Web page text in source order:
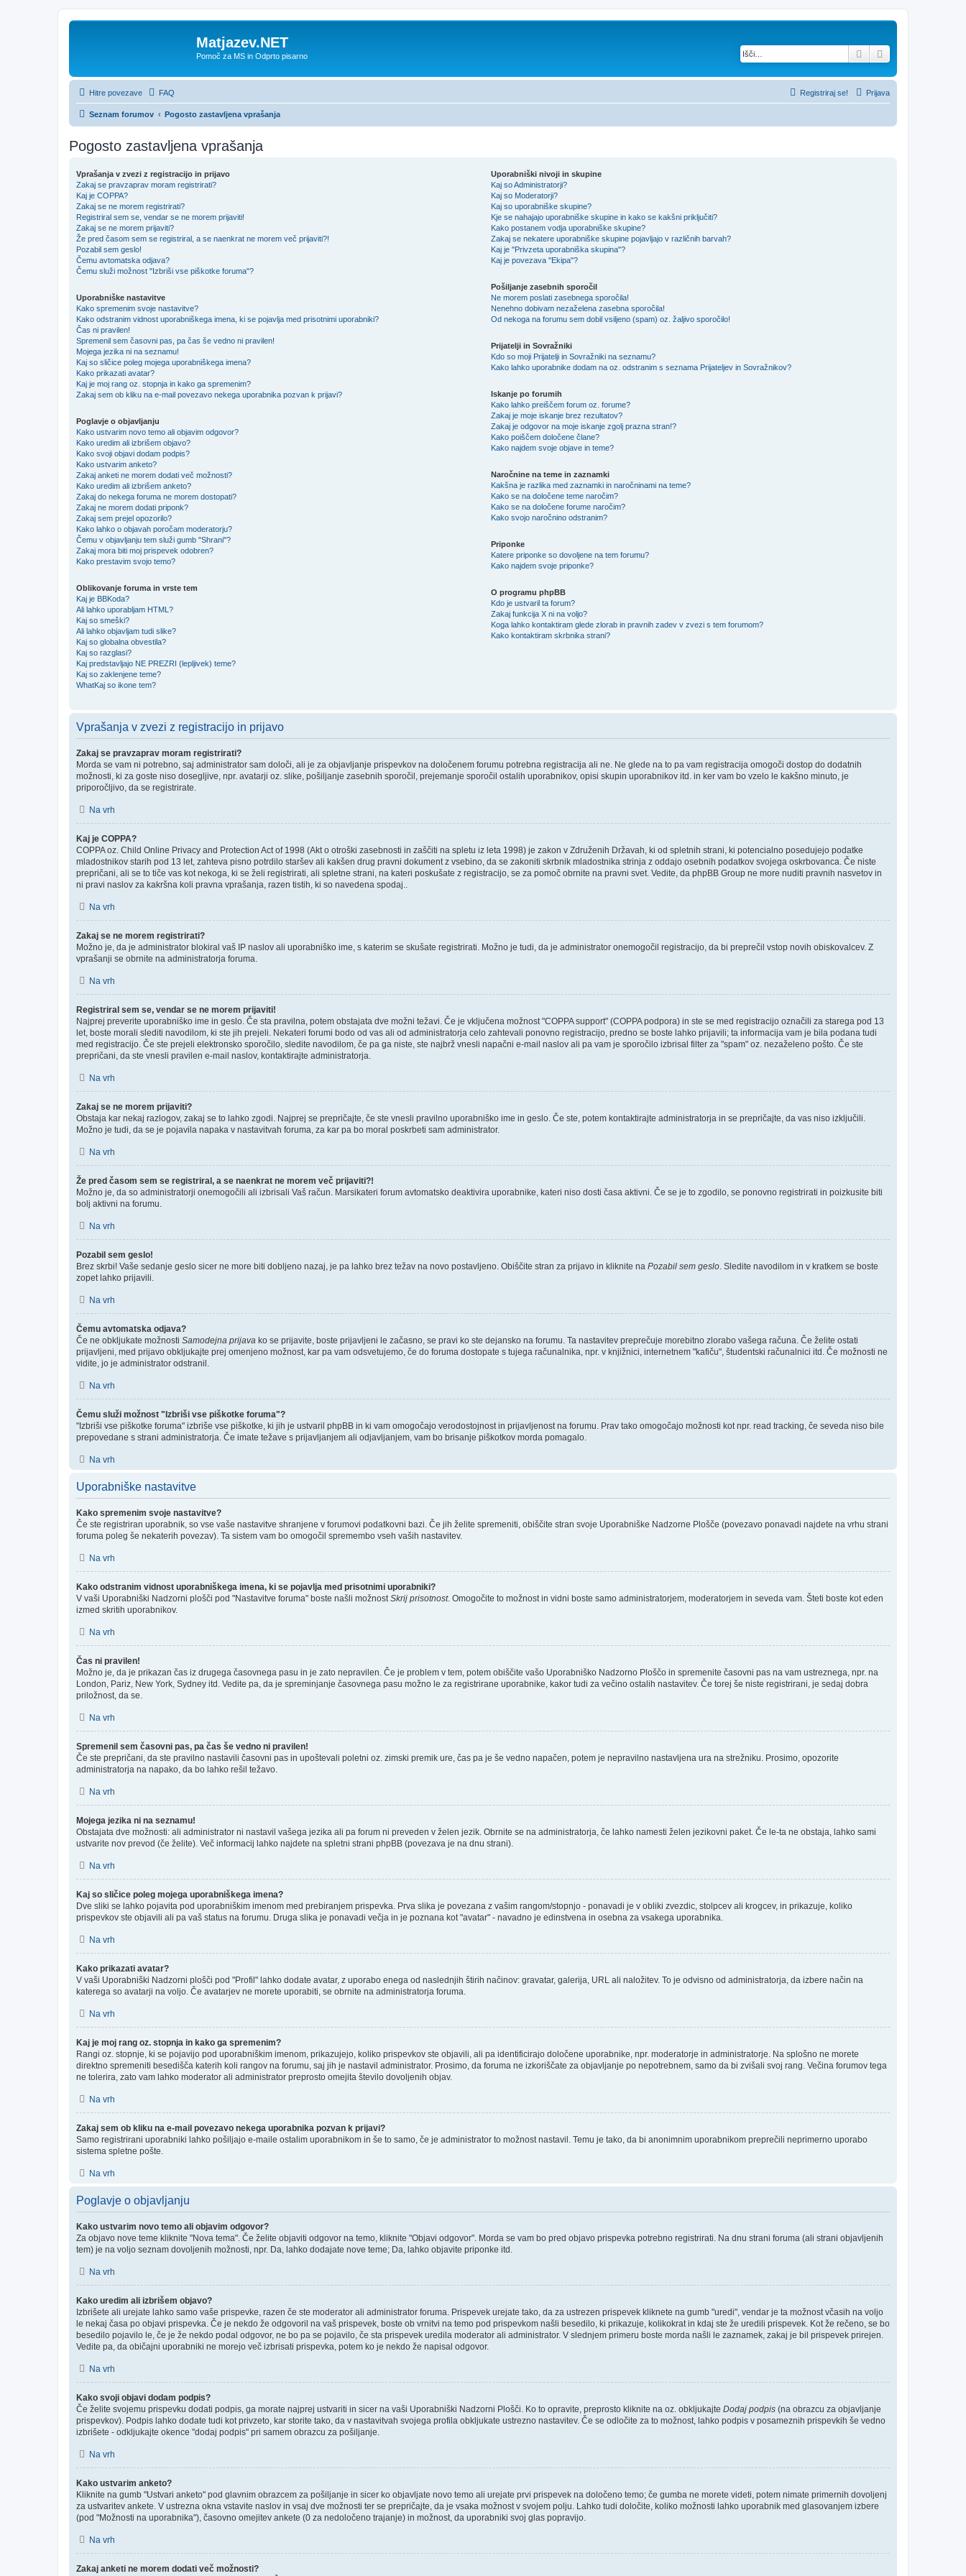
Matjazev.NET
Pomoč za MS in Odprto pisarno Iskanje
Hitre povezave FAQ Prijava
Registriraj se!
Seznam forumov Pogosto zastavljena vprašanja
Pogosto zastavljena vprašanja
Vprašanja v zvezi z registracijo in prijavo
Zakaj se pravzaprav moram registrirati?
Kaj je COPPA?
Zakaj se ne morem registrirati?
Registriral sem se, vendar se ne morem prijaviti!
Zakaj se ne morem prijaviti?
Že pred časom sem se registriral, a se naenkrat ne morem več prijaviti?!
Pozabil sem geslo!
Čemu avtomatska odjava?
Čemu služi možnost "Izbriši vse piškotke foruma"?
Uporabniške nastavitve
Kako spremenim svoje nastavitve?
Kako odstranim vidnost uporabniškega imena, ki se pojavlja med prisotnimi uporabniki?
Čas ni pravilen!
Spremenil sem časovni pas, pa čas še vedno ni pravilen!
Mojega jezika ni na seznamu!
Kaj so sličice poleg mojega uporabniškega imena?
Kako prikazati avatar?
Kaj je moj rang oz. stopnja in kako ga spremenim?
Zakaj sem ob kliku na e-mail povezavo nekega uporabnika pozvan k prijavi?
Poglavje o objavljanju
Kako ustvarim novo temo ali objavim odgovor?
Kako uredim ali izbrišem objavo?
Kako svoji objavi dodam podpis?
Kako ustvarim anketo?
Zakaj anketi ne morem dodati več možnosti?
Kako uredim ali izbrišem anketo?
Zakaj do nekega foruma ne morem dostopati?
Zakaj ne morem dodati priponk?
Zakaj sem prejel opozorilo?
Kako lahko o objavah poročam moderatorju?
Čemu v objavljanju tem služi gumb "Shrani"?
Zakaj mora biti moj prispevek odobren?
Kako prestavim svojo temo?
Oblikovanje foruma in vrste tem
Kaj je BBKoda?
Ali lahko uporabljam HTML?
Kaj so smeški?
Ali lahko objavljam tudi slike?
Kaj so globalna obvestila?
Kaj so razglasi?
Kaj predstavljajo NE PREZRI (lepljivek) teme?
Kaj so zaklenjene teme?
WhatKaj so ikone tem?
Uporabniški nivoji in skupine
Kaj so Administratorji?
Kaj so Moderatorji?
Kaj so uporabniške skupine?
Kje se nahajajo uporabniške skupine in kako se kakšni priključiti?
Kako postanem vodja uporabniške skupine?
Zakaj se nekatere uporabniške skupine pojavljajo v različnih barvah?
Kaj je "Privzeta uporabniška skupina"?
Kaj je povezava "Ekipa"?
Pošiljanje zasebnih sporočil
Ne morem poslati zasebnega sporočila!
Nenehno dobivam nezaželena zasebna sporočila!
Od nekoga na forumu sem dobil vsiljeno (spam) oz. žaljivo sporočilo!
Prijatelji in Sovražniki
Kdo so moji Prijatelji in Sovražniki na seznamu?
Kako lahko uporabnike dodam na oz. odstranim s seznama Prijateljev in Sovražnikov?
Iskanje po forumih
Kako lahko preiščem forum oz. forume?
Zakaj je moje iskanje brez rezultatov?
Zakaj je odgovor na moje iskanje zgolj prazna stran!?
Kako poiščem določene člane?
Kako najdem svoje objave in teme?
Naročnine na teme in zaznamki
Kakšna je razlika med zaznamki in naročninami na teme?
Kako se na določene teme naročim?
Kako se na določene forume naročim?
Kako svojo naročnino odstranim?
Priponke
Katere priponke so dovoljene na tem forumu?
Kako najdem svoje priponke?
O programu phpBB
Kdo je ustvaril ta forum?
Zakaj funkcija X ni na voljo?
Koga lahko kontaktiram glede zlorab in pravnih zadev v zvezi s tem forumom?
Kako kontaktiram skrbnika strani?
Vprašanja v zvezi z registracijo in prijavo
Zakaj se pravzaprav moram registrirati?
Morda se vam ni potrebno, saj administrator sam določi, ali je za objavljanje prispevkov na določenem forumu potrebna registracija ali ne. Ne glede na to pa vam registracija omogoči dostop do dodatnih
možnosti, ki za goste niso dosegljive, npr. avatarji oz. slike, pošiljanje zasebnih sporočil, prejemanje sporočil ostalih uporabnikov, opisi skupin uporabnikov itd. in ker vam bo vzelo le kakšno minuto, je
priporočljivo, da se registrirate.
Na vrh
Kaj je COPPA?
COPPA oz. Child Online Privacy and Protection Act of 1998 (Akt o otroški zasebnosti in zaščiti na spletu iz leta 1998) je zakon v Združenih Državah, ki od spletnih strani, ki potencialno posedujejo podatke
mladostnikov starih pod 13 let, zahteva pisno potrdilo staršev ali kakšen drug pravni dokument z vsebino, da se zakoniti skrbnik mladostnika strinja z oddajo osebnih podatkov svojega oskrbovanca. Če niste
prepričani, ali se to tiče vas kot nekoga, ki se želi registrirati, ali spletne strani, na kateri poskušate z registracijo, se za pomoč obrnite na pravni svet. Vedite, da phpBB Group ne more nuditi pravnih nasvetov in
ni pravi naslov za kakršna koli pravna vprašanja, razen tistih, ki so navedena spodaj..
Na vrh
Zakaj se ne morem registrirati?
Možno je, da je administrator blokiral vaš IP naslov ali uporabniško ime, s katerim se skušate registrirati. Možno je tudi, da je administrator onemogočil registracijo, da bi preprečil vstop novih obiskovalcev. Z
vprašanji se obrnite na administratorja foruma.
Na vrh
Registriral sem se, vendar se ne morem prijaviti!
Najprej preverite uporabniško ime in geslo. Če sta pravilna, potem obstajata dve možni težavi. Če je vključena možnost "COPPA support" (COPPA podpora) in ste se med registracijo označili za starega pod 13
let, boste morali slediti navodilom, ki ste jih prejeli. Nekateri forumi bodo od vas ali od administratorja celo zahtevali ponovno registracijo, predno se boste lahko prijavili; ta informacija vam je bila podana tudi
med registracijo. Če ste prejeli elektronsko sporočilo, sledite navodilom, če pa ga niste, ste najbrž vnesli napačni e-mail naslov ali pa vam je sporočilo izbrisal filter za "spam" oz. nezaželeno pošto. Če ste
prepričani, da ste vnesli pravilen e-mail naslov, kontaktirajte administratorja.
Na vrh
Zakaj se ne morem prijaviti?
Obstaja kar nekaj razlogov, zakaj se to lahko zgodi. Najprej se prepričajte, če ste vnesli pravilno uporabniško ime in geslo. Če ste, potem kontaktirajte administratorja in se prepričajte, da vas niso izključili.
Možno je tudi, da se je pojavila napaka v nastavitvah foruma, za kar pa bo moral poskrbeti sam administrator.
Na vrh
Že pred časom sem se registriral, a se naenkrat ne morem več prijaviti?!
Možno je, da so administratorji onemogočili ali izbrisali Vaš račun. Marsikateri forum avtomatsko deaktivira uporabnike, kateri niso dosti časa aktivni. Če se je to zgodilo, se ponovno registrirati in poizkusite biti
bolj aktivni na forumu.
Na vrh
Pozabil sem geslo!
Brez skrbi! Vaše sedanje geslo sicer ne more biti dobljeno nazaj, je pa lahko brez težav na novo postavljeno. Obiščite stran za prijavo in kliknite na Pozabil sem geslo . Sledite navodilom in v kratkem se boste
zopet lahko prijavili.
Na vrh
Čemu avtomatska odjava?
Če ne obkljukate možnosti Samodejna prijava ko se prijavite, boste prijavljeni le začasno, se pravi ko ste dejansko na forumu. Ta nastavitev preprečuje morebitno zlorabo vašega računa. Če želite ostati
prijavljeni, med prijavo obkljukajte prej omenjeno možnost, kar pa vam odsvetujemo, če do foruma dostopate s tujega računalnika, npr. v knjižnici, internetnem "kafiču", študentski računalnici itd. Če možnosti ne
vidite, jo je administrator odstranil.
Na vrh
Čemu služi možnost "Izbriši vse piškotke foruma"?
"Izbriši vse piškotke foruma" izbriše vse piškotke, ki jih je ustvaril phpBB in ki vam omogočajo verodostojnost in prijavljenost na forumu. Prav tako omogočajo možnosti kot npr. read tracking, če seveda niso bile
prepovedane s strani administratorja. Če imate težave s prijavljanjem ali odjavljanjem, vam bo brisanje piškotkov morda pomagalo.
Na vrh
Uporabniške nastavitve
Kako spremenim svoje nastavitve?
Če ste registriran uporabnik, so vse vaše nastavitve shranjene v forumovi podatkovni bazi. Če jih želite spremeniti, obiščite stran svoje Uporabniške Nadzorne Plošče (povezavo ponavadi najdete na vrhu strani
foruma poleg še nekaterih povezav). Ta sistem vam bo omogočil spremembo vseh vaših nastavitev.
Na vrh
Kako odstranim vidnost uporabniškega imena, ki se pojavlja med prisotnimi uporabniki?
V vaši Uporabniški Nadzorni plošči pod "Nastavitve foruma" boste našli možnost Skrij prisotnost. Omogočite to možnost in vidni boste samo administratorjem, moderatorjem in seveda vam. Šteti boste kot eden
izmed skritih uporabnikov.
Na vrh
Čas ni pravilen!
Možno je, da je prikazan čas iz drugega časovnega pasu in je zato nepravilen. Če je problem v tem, potem obiščite vašo Uporabniško Nadzorno Ploščo in spremenite časovni pas na vam ustreznega, npr. na
London, Pariz, New York, Sydney itd. Vedite pa, da je spreminjanje časovnega pasu možno le za registrirane uporabnike, kakor tudi za večino ostalih nastavitev. Če torej še niste registrirani, je sedaj dobra
priložnost, da se.
Na vrh
Spremenil sem časovni pas, pa čas še vedno ni pravilen!
Če ste prepričani, da ste pravilno nastavili časovni pas in upoštevali poletni oz. zimski premik ure, čas pa je še vedno napačen, potem je nepravilno nastavljena ura na strežniku. Prosimo, opozorite
administratorja na napako, da bo lahko rešil težavo.
Na vrh
Mojega jezika ni na seznamu!
Obstajata dve možnosti: ali administrator ni nastavil vašega jezika ali pa forum ni preveden v želen jezik. Obrnite se na administratorja, če lahko namesti želen jezikovni paket. Če le-ta ne obstaja, lahko sami
ustvarite nov prevod (če želite). Več informacij lahko najdete na spletni strani phpBB (povezava je na dnu strani).
Na vrh
Kaj so sličice poleg mojega uporabniškega imena?
Dve sliki se lahko pojavita pod uporabniškim imenom med prebiranjem prispevka. Prva slika je povezana z vašim rangom/stopnjo - ponavadi je v obliki zvezdic, stolpcev ali krogcev, in prikazuje, koliko
prispevkov ste objavili ali pa vaš status na forumu. Druga slika je ponavadi večja in je poznana kot "avatar" - navadno je edinstvena in osebna za vsakega uporabnika.
Na vrh
Kako prikazati avatar?
V vaši Uporabniški Nadzorni plošči pod "Profil" lahko dodate avatar, z uporabo enega od naslednjih štirih načinov: gravatar, galerija, URL ali naložitev. To je odvisno od administratorja, da izbere način na
katerega so avatarji na voljo. Če avatarjev ne morete uporabiti, se obrnite na administratorja foruma.
Na vrh
Kaj je moj rang oz. stopnja in kako ga spremenim?
Rangi oz. stopnje, ki se pojavijo pod uporabniškim imenom, prikazujejo, koliko prispevkov ste objavili, ali pa identificirajo določene uporabnike, npr. moderatorje in administratorje. Na splošno ne morete
direktno spremeniti besedišča katerih koli rangov na forumu, saj jih je nastavil administrator. Prosimo, da foruma ne izkoriščate za objavljanje po nepotrebnem, samo da bi zvišali svoj rang. Večina forumov tega
ne tolerira, zato vam lahko moderator ali administrator preprosto omejita število dovoljenih objav.
Na vrh
Zakaj sem ob kliku na e-mail povezavo nekega uporabnika pozvan k prijavi?
Samo registrirani uporabniki lahko pošiljajo e-maile ostalim uporabnikom in še to samo, če je administrator to možnost nastavil. Temu je tako, da bi anonimnim uporabnikom preprečili neprimerno uporabo
sistema spletne pošte.
Na vrh
Poglavje o objavljanju
Kako ustvarim novo temo ali objavim odgovor?
Za objavo nove teme kliknite "Nova tema". Če želite objaviti odgovor na temo, kliknite "Objavi odgovor". Morda se vam bo pred objavo prispevka potrebno registrirati. Na dnu strani foruma (ali strani objavljenih
tem) je na voljo seznam dovoljenih možnosti, npr. Da, lahko dodajate nove teme; Da, lahko objavite priponke itd.
Na vrh
Kako uredim ali izbrišem objavo?
Izbrišete ali urejate lahko samo vaše prispevke, razen če ste moderator ali administrator foruma. Prispevek urejate tako, da za ustrezen prispevek kliknete na gumb "uredi", vendar je ta možnost včasih na voljo
le nekaj časa po objavi prispevka. Če je nekdo že odgovoril na vaš prispevek, boste ob vrnitvi na temo pod prispevkom našli besedilo, ki prikazuje, kolikokrat in kdaj ste že uredili prispevek. Kot že rečeno, se bo
besedilo pojavilo le, če je že nekdo podal odgovor, ne bo pa se pojavilo, če sta prispevek uredila moderator ali administrator. V slednjem primeru boste morda našli le zaznamek, zakaj je bil prispevek prirejen.
Vedite pa, da običajni uporabniki ne morejo več izbrisati prispevka, potem ko je nekdo že napisal odgovor.
Na vrh
Kako svoji objavi dodam podpis?
Če želite svojemu prispevku dodati podpis, ga morate najprej ustvariti in sicer na vaši Uporabniški Nadzorni Plošči. Ko to opravite, preprosto kliknite na oz. obkljukajte Dodaj podpis (na obrazcu za objavljanje
prispevkov). Podpis lahko dodate tudi kot privzeto, kar storite tako, da v nastavitvah svojega profila obkljukate ustrezno nastavitev. Če se odločite za to možnost, lahko podpis v posameznih prispevkih še vedno
izbrišete - odkljukajte okence "dodaj podpis" pri samem obrazcu za pošiljanje.
Na vrh
Kako ustvarim anketo?
Kliknite na gumb "Ustvari anketo" pod glavnim obrazcem za pošiljanje in sicer ko objavljate novo temo ali urejate prvi prispevek na določeno temo; če gumba ne morete videti, potem nimate primernih dovoljenj
za ustvaritev ankete. V ustrezna okna vstavite naslov in vsaj dve možnosti ter se prepričajte, da je vsaka možnost v svojem polju. Lahko tudi določite, koliko možnosti lahko uporabnik med glasovanjem izbere
(pod "Možnosti na uporabnika"), časovno omejitev ankete (0 za nedoločeno trajanje) in možnost, da uporabniki svoj glas popravijo.
Na vrh
Zakaj anketi ne morem dodati več možnosti?